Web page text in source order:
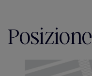
Posizione